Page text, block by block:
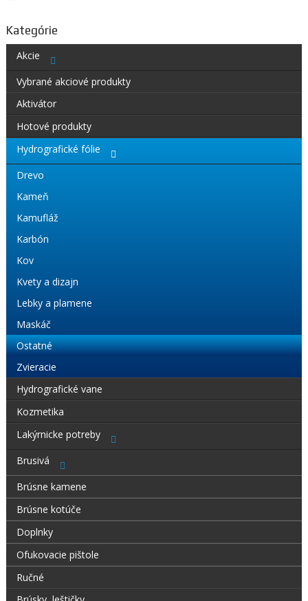
Kategórie
Akcie
Vybrané akciové produkty
Aktivátor
Hotové produkty
Hydrografické fólie
Drevo
Kameň
Kamufláž
Karbón
Kov
Kvety a dizajn
Lebky a plamene
Maskáč
Ostatné
Zvieracie
Hydrografické vane
Kozmetika
Lakýrnicke potreby
Brusivá
Brúsne kamene
Brúsne kotúče
Doplnky
Ofukovacie pištole
Ručné